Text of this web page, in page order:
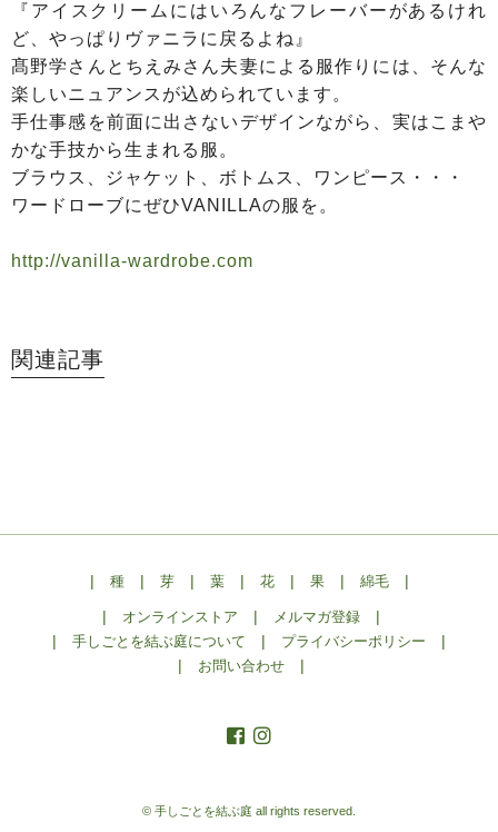
『アイスクリームにはいろんなフレーバーがあるけれ
ど、やっぱりヴァニラに戻るよね』
髙野学さんとちえみさん夫妻による服作りには、そんな
楽しいニュアンスが込められています。
手仕事感を前面に出さないデザインながら、実はこまや
かな手技から生まれる服。
ブラウス、ジャケット、ボトムス、ワンピース・・・
ワードローブにぜひVANILLAの服を。
http://vanilla-wardrobe.com
関連記事
| 種| 芽| 葉| 花| 果| 綿毛|
| オンラインストア | メルマガ登録 |
| 手しごとを結ぶ庭について | プライバシーポリシー |
| お問い合わせ |
© 手しごとを結ぶ庭 all rights reserved.